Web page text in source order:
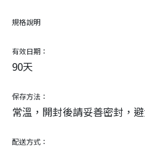
規格說明
有效日期：
90天
保存方法：
常溫，開封後請妥善密封，
配送方式：